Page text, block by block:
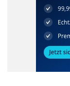
Berlin